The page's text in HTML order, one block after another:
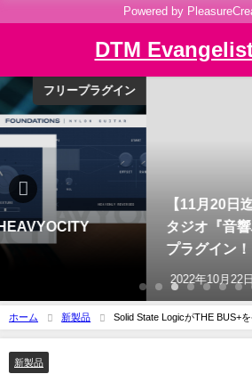
Powered by
DTM
【11月20日迄】『ONKIO
タジオ『音響ハウス』 のアコース
プラグイン！
ホーム 新製品
Solid State LogicがTHE BUS+
+αの2chコンプレッサー
新製品